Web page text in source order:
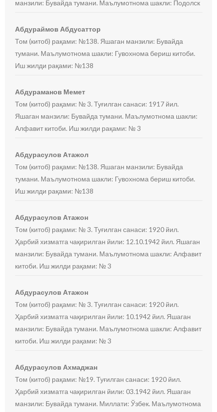
манзили: Бувайда тумани. Маълумотнома шакли: Подолск
Абдураймов Абдусаттор
Том (китоб) рақами: №138. Яшаган манзили: Бувайда
тумани. Маълумотнома шакли: Гувохнома бериш китоби.
Иш жилди рақами: №138
Абдураманов Мемет
Том (китоб) рақами: № 3. Туғилган санаси: 1917 йил.
Яшаган манзили: Бувайда тумани. Маълумотнома шакли:
Алфавит китоби. Иш жилди рақами: № 3
Абдурасулов Атажол
Том (китоб) рақами: №138. Яшаган манзили: Бувайда
тумани. Маълумотнома шакли: Гувохнома бериш китоби.
Иш жилди рақами: №138
Абдурасулов Атажон
Том (китоб) рақами: № 3. Туғилган санаси: 1920 йил.
Ҳарбий хизматга чақирилган йили: 12.10.1942 йил. Яшаган
манзили: Бувайда тумани. Маълумотнома шакли: Алфавит
китоби. Иш жилди рақами: № 3
Абдурасулов Атажон
Том (китоб) рақами: № 3. Туғилган санаси: 1920 йил.
Ҳарбий хизматга чақирилган йили: 10.1942 йил. Яшаган
манзили: Бувайда тумани. Маълумотнома шакли: Алфавит
китоби. Иш жилди рақами: № 3
Абдурасулов Ахмаджан
Том (китоб) рақами: №19. Туғилган санаси: 1920 йил.
Ҳарбий хизматга чақирилган йили: 03.1942 йил. Яшаган
манзили: Бувайда тумани. Миллати: Ўзбек. Маълумотнома